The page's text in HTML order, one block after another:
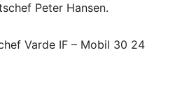
Peter Hansen.
Varde IF – Mobil 30 24